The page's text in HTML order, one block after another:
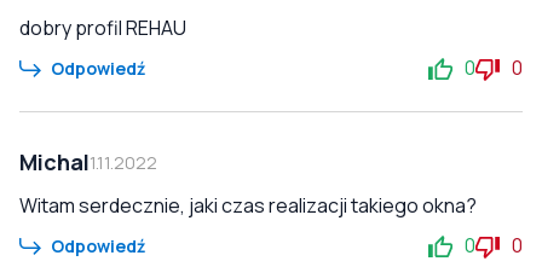
dobry profil REHAU
Odpowiedź 0 0
Michal1.11.2022
Witam serdecznie, jaki czas realizacji takiego okna?
Odpowiedź 0 0